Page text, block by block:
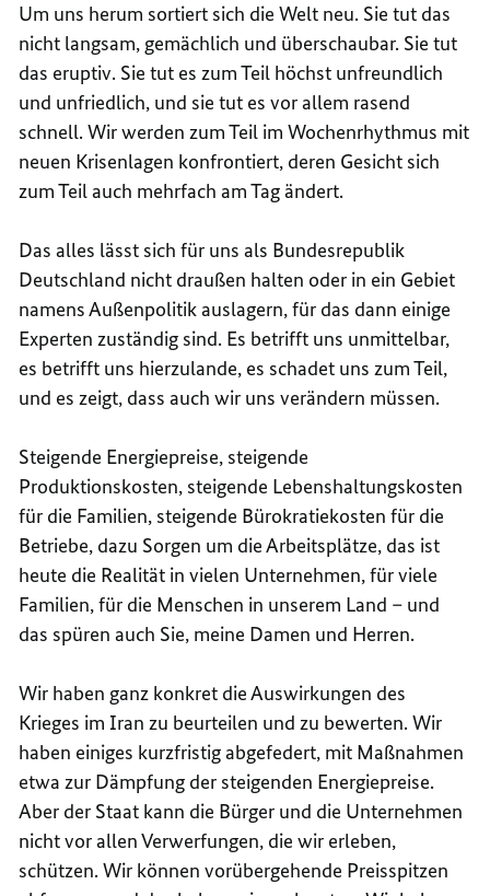
Um uns herum sortiert sich die Welt neu. Sie tut das
nicht langsam, gemächlich und überschaubar. Sie tut
das eruptiv. Sie tut es zum Teil höchst unfreundlich
und unfriedlich, und sie tut es vor allem rasend
schnell. Wir werden zum Teil im Wochenrhythmus mit
neuen Krisenlagen konfrontiert, deren Gesicht sich
zum Teil auch mehrfach am Tag ändert.
Das alles lässt sich für uns als Bundesrepublik
Deutschland nicht draußen halten oder in ein Gebiet
namens Außenpolitik auslagern, für das dann einige
Experten zuständig sind. Es betrifft uns unmittelbar,
es betrifft uns hierzulande, es schadet uns zum Teil,
und es zeigt, dass auch wir uns verändern müssen.
Steigende Energiepreise, steigende
Produktionskosten, steigende Lebenshaltungskosten
für die Familien, steigende Bürokratiekosten für die
Betriebe, dazu Sorgen um die Arbeitsplätze, das ist
heute die Realität in vielen Unternehmen, für viele
Familien, für die Menschen in unserem Land – und
das spüren auch Sie, meine Damen und Herren.
Wir haben ganz konkret die Auswirkungen des
Krieges im Iran zu beurteilen und zu bewerten. Wir
haben einiges kurzfristig abgefedert, mit Maßnahmen
etwa zur Dämpfung der steigenden Energiepreise.
Aber der Staat kann die Bürger und die Unternehmen
nicht vor allen Verwerfungen, die wir erleben,
schützen. Wir können vorübergehende Preisspitzen